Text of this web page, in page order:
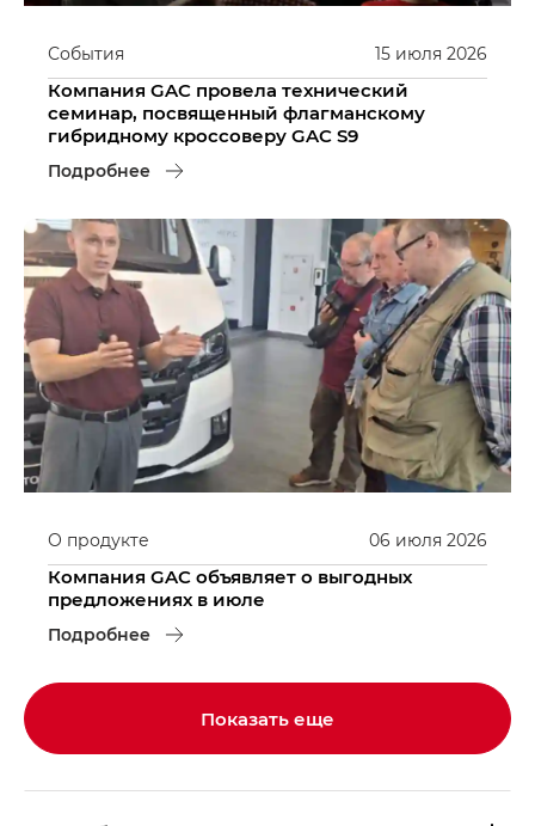
15 июля 2026
События
Компания GAC провела технический
семинар, посвященный флагманскому
гибридному кроссоверу GAC S9
Подробнее
06 июля 2026
О продукте
Компания GAC объявляет о выгодных
предложениях в июле
Подробнее
Показать еще